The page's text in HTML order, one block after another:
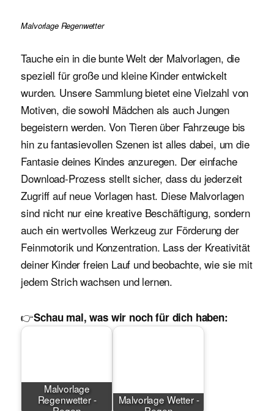
Malvorlage Regenwetter
Tauche ein in die bunte Welt der Malvorlagen, die
speziell für große und kleine Kinder entwickelt
wurden. Unsere Sammlung bietet eine Vielzahl von
Motiven, die sowohl Mädchen als auch Jungen
begeistern werden. Von Tieren über Fahrzeuge bis
hin zu fantasievollen Szenen ist alles dabei, um die
Fantasie deines Kindes anzuregen. Der einfache
Download-Prozess stellt sicher, dass du jederzeit
Zugriff auf neue Vorlagen hast. Diese Malvorlagen
sind nicht nur eine kreative Beschäftigung, sondern
auch ein wertvolles Werkzeug zur Förderung der
Feinmotorik und Konzentration. Lass der Kreativität
deiner Kinder freien Lauf und beobachte, wie sie mit
jedem Strich wachsen und lernen.
👉Schau mal, was wir noch für dich haben:
Malvorlage
Regenwetter -
Malvorlage Wetter -